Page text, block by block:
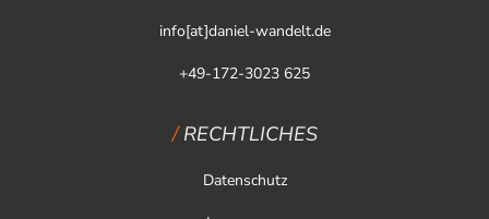
info[at]daniel-wandelt.de
+49-172-3023 625
RECHTLICHES
Datenschutz